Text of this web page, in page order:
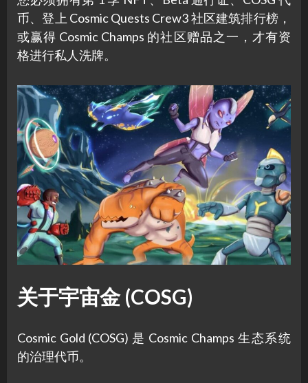
币、登上 Cosmic Quests Crew3 社区建筑排行榜，
或赢得 Cosmic Champs 的社区赠品之一，才有资
格进行私人洗牌。
关于宇宙金 (COSG)
Cosmic Gold (COSG) 是 Cosmic Champs 生态系统
的治理代币。